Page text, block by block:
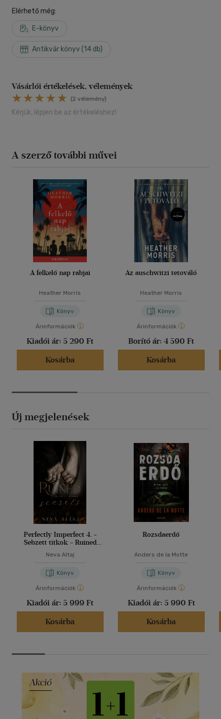
Elérhető még:
E-könyv
Antikvár könyv (14 db)
Vásárlói értékelések, vélemények
(2 vélemény)
Kérjük, lépjen be az értékeléshez!
A szerző további művei
A felkelő nap rabjai
Heather Morris
Könyv
Árinformációk
Kiadói ár: 5 290 Ft
Kosárba
Az auschwitzi tetováló
Heather Morris
Könyv
Árinformációk
Borító ár: 4 590 Ft
Kosárba
Új megjelenések
Perfectly Imperfect 4. -
Sebzett titkok - Ruined
Neva Altaj
Könyv
Árinformációk
Kiadói ár: 5 999 Ft
Kosárba
Rozsdaerdő
Anders de la Motte
Könyv
Árinformációk
Kiadói ár: 5 990 Ft
Kosárba